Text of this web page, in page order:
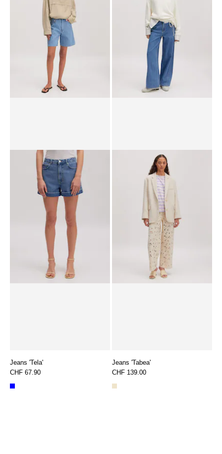
Shorts 'Phoenix'
CHF 64.90
Jeans 'Ariana'
CHF 89.90 CHF 74.90
Jeans 'Tela'
CHF 67.90
Jeans 'Tabea'
CHF 139.00